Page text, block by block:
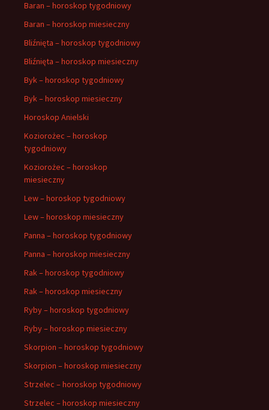
Baran – horoskop tygodniowy
Baran – horoskop miesieczny
Bliźnięta – horoskop tygodniowy
Bliźnięta – horoskop miesieczny
Byk – horoskop tygodniowy
Byk – horoskop miesieczny
Horoskop Anielski
Koziorożec – horoskop
tygodniowy
Koziorożec – horoskop
miesieczny
Lew – horoskop tygodniowy
Lew – horoskop miesieczny
Panna – horoskop tygodniowy
Panna – horoskop miesieczny
Rak – horoskop tygodniowy
Rak – horoskop miesieczny
Ryby – horoskop tygodniowy
Ryby – horoskop miesieczny
Skorpion – horoskop tygodniowy
Skorpion – horoskop miesieczny
Strzelec – horoskop tygodniowy
Strzelec – horoskop miesieczny